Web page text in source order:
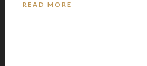
READ MORE